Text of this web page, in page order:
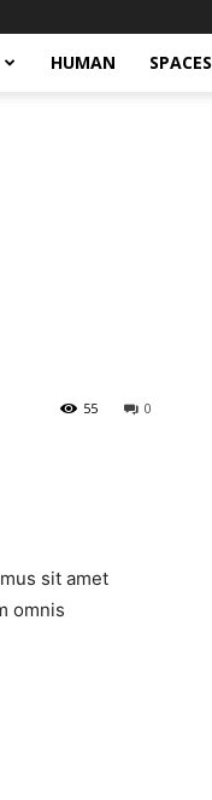
HUMAN SPACES
0
55
sit amet
omnis